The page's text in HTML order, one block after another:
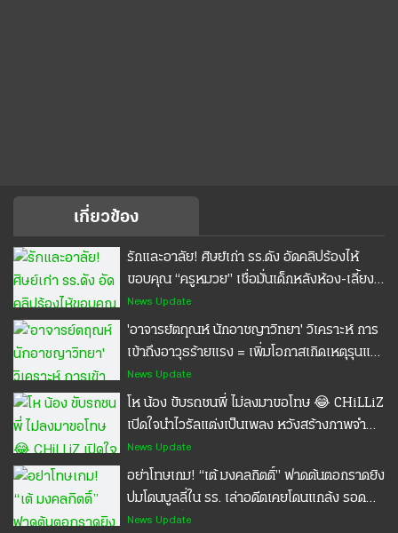
เกี่ยวข้อง
รักและอาลัย! ศิษย์เก่า รร.ดัง อัดคลิปร้องไห้
ขอบคุณ “ครูหมวย” เชื่อมั่นเด็กหลังห้อง-เลี้ยง
ข้าวตอนไม่มีตังค์ #ครูหมวย #เทพศิรินทร์
นนทบุรี #POPPU
News Update
'อาจารย์ตฤณห์ นักอาชญาวิทยา' วิเคราะห์ การ
เข้าถึงอาวุธร้ายแรง = เพิ่มโอกาสเกิดเหตุรุนแรง
#เทพศิรินทร์นนทบุรี #กราดยิง #POPPU
News Update
โห น้อง ขับรถชนพี่ ไม่ลงมาขอโทษ 😂 CHiLLiZ
เปิดใจนำไวรัลแต่งเป็นเพลง หวังสร้างภาพจำ
ครองใจแฟนคลับ
News Update
อย่าโทษเกม! “เต้ มงคลกิตติ์” ฟาดต้นตอกราดยิง
ปมโดนบูลลี่ใน รร. เล่าอดีตเคยโดนแกล้ง รอด
เพราะรุ่นพี่ช่วย #เทพศิรินทร์นนทบุรี #ไทยรัฐ
News Update